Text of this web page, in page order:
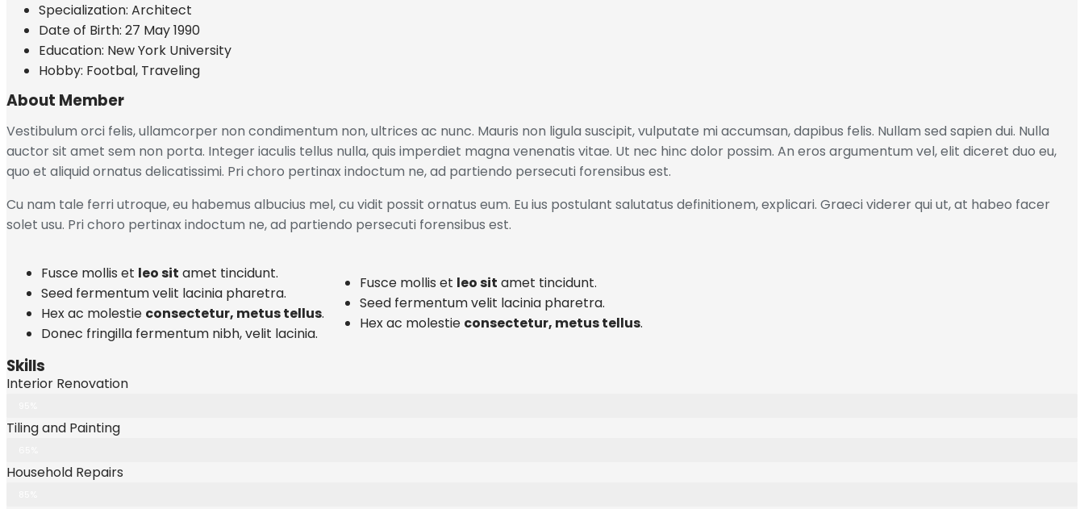
Specialization: Architect
Date of Birth: 27 May 1990
Education: New York University
Hobby: Footbal, Traveling
About Member
Vestibulum orci felis, ullamcorper non condimentum non, ultrices ac nunc. Mauris non ligula suscipit, vulputate mi accumsan, dapibus felis. Nullam sed sapien dui. Nulla
auctor sit amet sem non porta. Integer iaculis tellus nulla, quis imperdiet magna venenatis vitae. Ut nec hinc dolor possim. An eros argumentum vel, elit diceret duo eu,
quo et aliquid ornatus delicatissimi. Pri choro pertinax indoctum ne, ad partiendo persecuti forensibus est.
Cu nam tale ferri utroque, eu habemus albucius mel, cu vidit possit ornatus eum. Eu ius postulant salutatus definitionem, explicari. Graeci viderer qui ut, at habeo facer
solet usu. Pri choro pertinax indoctum ne, ad partiendo persecuti forensibus est.
Fusce mollis et leo sit amet tincidunt.
Seed fermentum velit lacinia pharetra.
Hex ac molestie consectetur, metus tellus.
Donec fringilla fermentum nibh, velit lacinia.
Fusce mollis et leo sit amet tincidunt.
Seed fermentum velit lacinia pharetra.
Hex ac molestie consectetur, metus tellus.
Skills
Interior Renovation
Tiling and Painting
Household Repairs